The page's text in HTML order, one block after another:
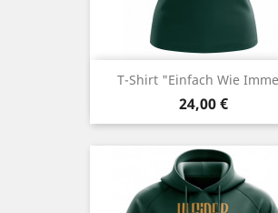
T-Shirt "einfach Wie
Preis
24,00 €